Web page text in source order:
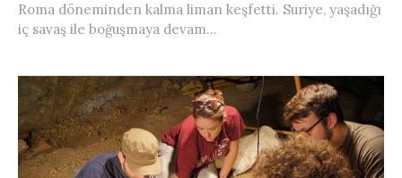
Roma döneminden kalma liman keşfetti. Suriye, yaşadığı
iç savaş ile boğuşmaya devam...